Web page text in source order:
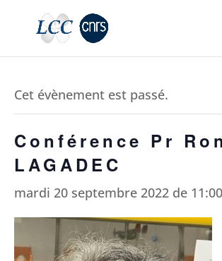
Cet évènement est passé.
Conférence Pr
LAGADEC
mardi 20 septembre 2022 de 11:00